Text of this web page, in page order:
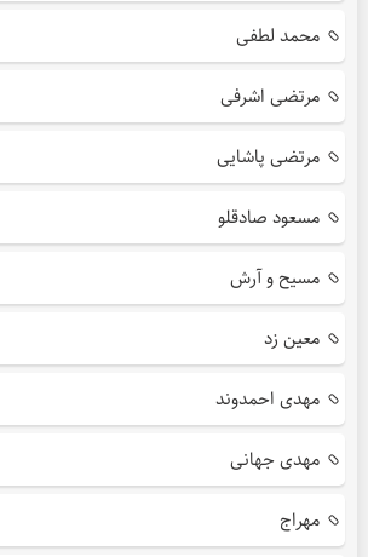
محمد لطفی
مرتضی اشرفی
مرتضی پاشایی
مسعود صادقلو
مسیح و آرش
معین زد
مهدی احمدوند
مهدی جهانی
مهراج